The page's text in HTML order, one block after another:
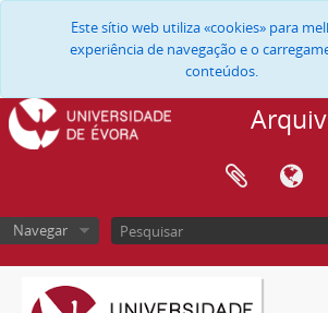
Este sítio web utiliza «cookies» para
experiência de navegação e o
conteúdos.
Navegar